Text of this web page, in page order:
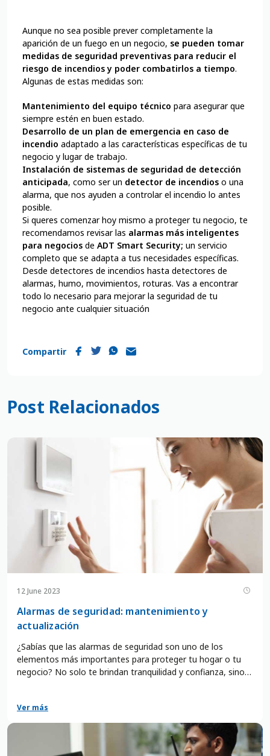
Aunque no sea posible prever completamente la
aparición de un fuego en un negocio, se pueden tomar
medidas de seguridad preventivas para reducir el
riesgo de incendios y poder combatirlos a tiempo.
Algunas de estas medidas son:
Mantenimiento del equipo técnico para asegurar que
siempre estén en buen estado.
Desarrollo de un plan de emergencia en caso de
incendio adaptado a las características específicas de tu
negocio y lugar de trabajo.
Instalación de sistemas de seguridad de detección
anticipada, como ser un detector de incendios o una
alarma, que nos ayuden a controlar el incendio lo antes
posible.
Si queres comenzar hoy mismo a proteger tu negocio, te
recomendamos revisar las alarmas más inteligentes
para negocios de ADT Smart Security; un servicio
completo que se adapta a tus necesidades específicas.
Desde detectores de incendios hasta detectores de
alarmas, humo, movimientos, roturas. Vas a encontrar
todo lo necesario para mejorar la seguridad de tu
negocio ante cualquier situación
Compartir
Post Relacionados
12 June 2023
Alarmas de seguridad: mantenimiento y
actualización
¿Sabías que las alarmas de seguridad son uno de los
elementos más importantes para proteger tu hogar o tu
negocio? No solo te brindan tranquilidad y confianza, sino
correctamente, es necesario que les des un cuidado
adecuado y que las mantengas actualizadas.
Ver más